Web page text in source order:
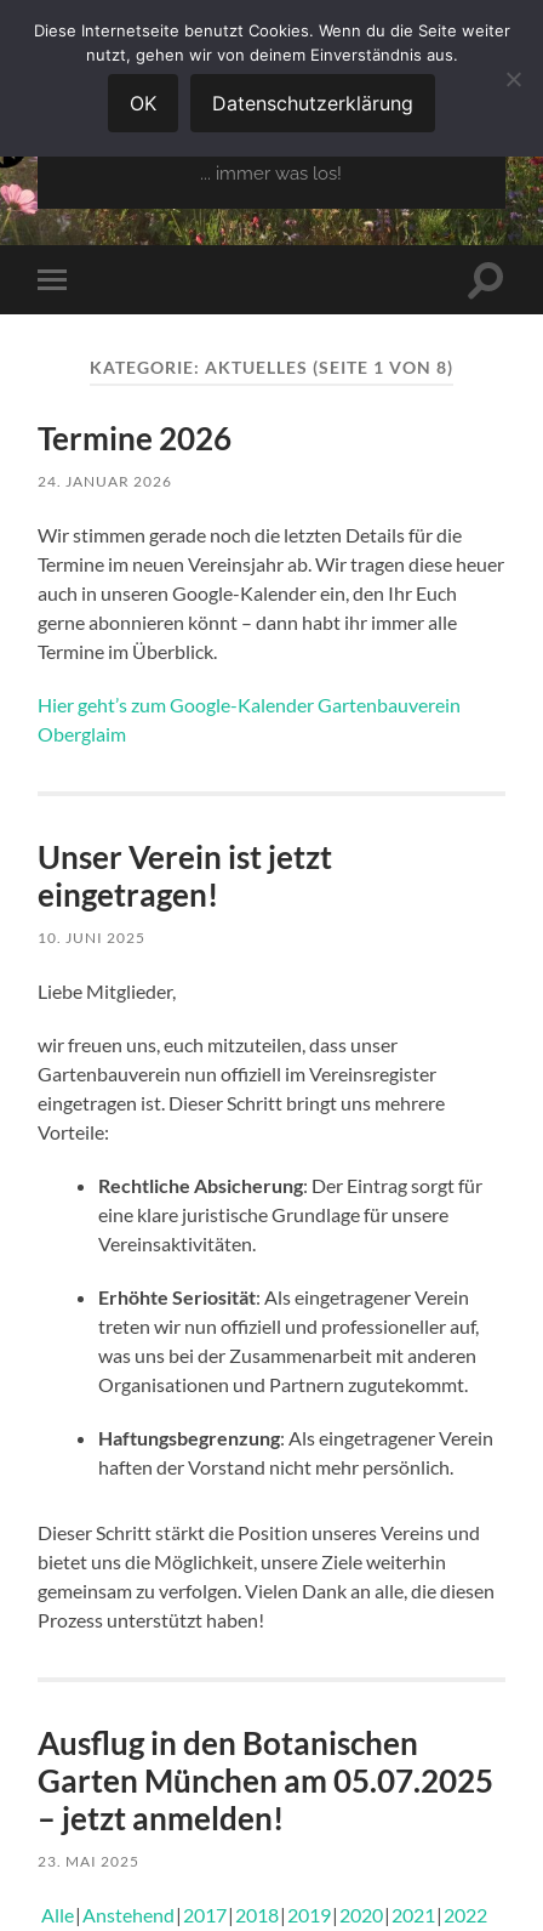
GARTENBAUVEREIN
OBERGLAIM E.V.
... immer was los!
Mobile-
Menü
KATEGORIE: AKTUELLES (SEITE 1 VON 8)
Termine 2026
24. JANUAR 2026
Wir stimmen gerade noch die letzten Details für die
Termine im neuen Vereinsjahr ab. Wir tragen diese heuer
auch in unseren Google-Kalender ein, den Ihr Euch
gerne abonnieren könnt – dann habt ihr immer alle
Termine im Überblick.
Hier geht’s zum Google-Kalender Gartenbauverein
Oberglaim
Unser Verein ist jetzt
eingetragen!
10. JUNI 2025
Liebe Mitglieder,
wir freuen uns, euch mitzuteilen, dass unser
Gartenbauverein nun offiziell im Vereinsregister
eingetragen ist. Dieser Schritt bringt uns mehrere
Vorteile:
Rechtliche Absicherung: Der Eintrag sorgt für
eine klare juristische Grundlage für unsere
Vereinsaktivitäten.
Erhöhte Seriosität: Als eingetragener Verein
treten wir nun offiziell und professioneller auf,
was uns bei der Zusammenarbeit mit anderen
Organisationen und Partnern zugutekommt.
Haftungsbegrenzung: Als eingetragener Verein
haften der Vorstand nicht mehr persönlich.
Dieser Schritt stärkt die Position unseres Vereins und
bietet uns die Möglichkeit, unsere Ziele weiterhin
gemeinsam zu verfolgen. Vielen Dank an alle, die diesen
Prozess unterstützt haben!
Ausflug in den Botanischen
Garten München am 05.07.2025
– jetzt anmelden!
23. MAI 2025
Alle Anstehend 2017 2018 2019 2020 2021 2022
Diese Internetseite benutzt Cookies. Wenn du die Seite weiter
nutzt, gehen wir von deinem Einverständnis aus.
OK Datenschutzerklärung